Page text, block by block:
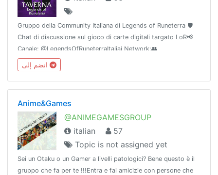
Gruppo della Community Italiana di Legends of Runeterra 🛡
Chat di discussione sul gioco di carte digitali targato LoR📢
Canale: @LegendsOfRuneterraItaliaℹ Network:👥
@TavernaCommunity🎧 Discord: discord.gg/nbSDZBU🌐
Powered by @TavernaNetwork
Anime&Games
@ANIMEGAMESGROUP
italian
57
Topic is not assigned yet
Sei un Otaku o un Gamer a livelli patologici? Bene questo è il
gruppo che fa per te !!!Entra e fai amicizie con persone che